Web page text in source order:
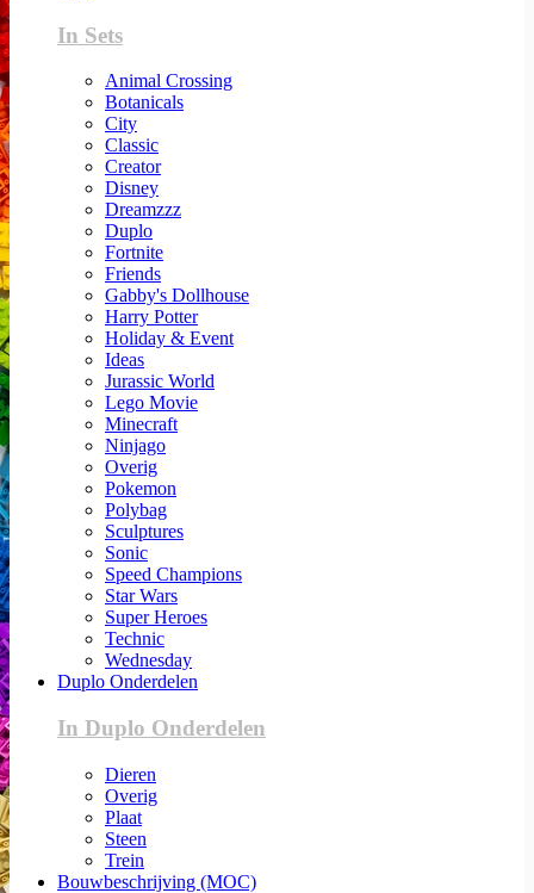
In Sets
Animal Crossing
Botanicals
City
Classic
Creator
Disney
Dreamzzz
Duplo
Fortnite
Friends
Gabby's Dollhouse
Harry Potter
Holiday & Event
Ideas
Jurassic World
Lego Movie
Minecraft
Ninjago
Overig
Pokemon
Polybag
Sculptures
Sonic
Speed Champions
Star Wars
Super Heroes
Technic
Wednesday
Duplo Onderdelen
In Duplo Onderdelen
Dieren
Overig
Plaat
Steen
Trein
Bouwbeschrijving (MOC)